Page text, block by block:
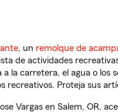
, un remolque de
de actividades
la carretera, el agua o
recreativos. Proteja sus
Vargas en Salem, OR,